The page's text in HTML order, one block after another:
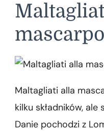
Maltagliati alla
kilku składników,
Danie pochodzi z